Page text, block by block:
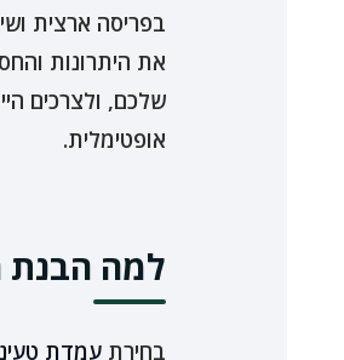
את היתרונות
שלכם, ולצרכים
אופטימלית.
למה הבנת
בחירת עמדת